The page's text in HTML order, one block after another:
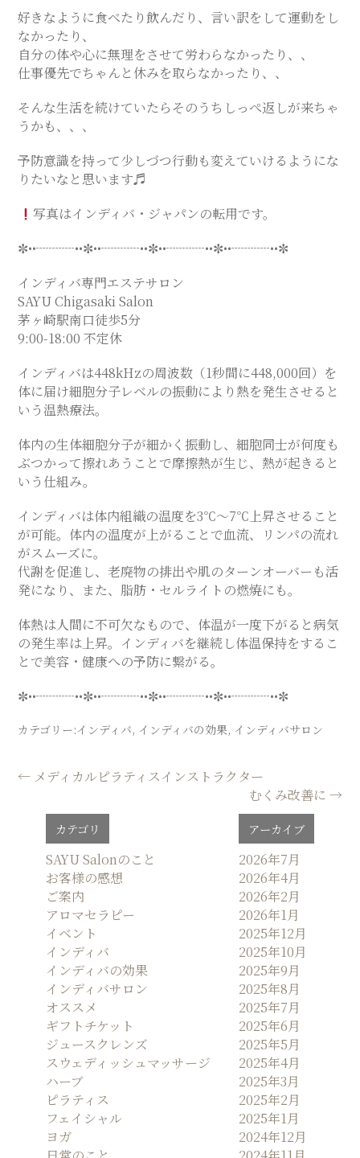
好きなように食べたり飲んだり、言い訳をして運動をし
なかったり、
自分の体や心に無理をさせて労わらなかったり、、
仕事優先でちゃんと休みを取らなかったり、、
そんな生活を続けていたらそのうちしっぺ返しが来ちゃ
うかも、、、
予防意識を持って少しづつ行動も変えていけるようにな
りたいなと思います♬
写真はインディバ・ジャパンの転用です。
✼••┈┈┈••✼••┈┈┈••✼••┈┈┈••✼••┈┈┈••✼
インディバ専門エステサロン
SAYU Chigasaki Salon
茅ヶ崎駅南口徒歩5分
9:00-18:00 不定休
インディバは448kHzの周波数（1秒間に448,000回）を
体に届け細胞分子レベルの振動により熱を発生させると
いう温熱療法。
体内の生体細胞分子が細かく振動し、細胞同士が何度も
ぶつかって擦れあうことで摩擦熱が生じ、熱が起きると
いう仕組み。
インディバは体内組織の温度を3℃～7℃上昇させること
が可能。体内の温度が上がることで血流、リンパの流れ
がスムーズに。
代謝を促進し、老廃物の排出や肌のターンオーバーも活
発になり、また、脂肪・セルライトの燃焼にも。
体熱は人間に不可欠なもので、体温が一度下がると病気
の発生率は上昇。インディバを継続し体温保持をするこ
とで美容・健康への予防に繋がる。
✼••┈┈┈••✼••┈┈┈••✼••┈┈┈••✼••┈┈┈••✼
カテゴリー:インディバ, インディバの効果, インディバサロン
投
← メディカルピラティスインストラクター
むくみ改善に →
カテゴリ
SAYU Salonのこと
お客様の感想
ご案内
アロマセラピー
イベント
インディバ
インディバの効果
インディバサロン
オススメ
ギフトチケット
ジュースクレンズ
スウェディッシュマッサージ
ハーブ
ピラティス
フェイシャル
ヨガ
アーカイブ
2026年7月
2026年4月
2026年2月
2026年1月
2025年12月
2025年10月
2025年9月
2025年8月
2025年7月
2025年6月
2025年5月
2025年4月
2025年3月
2025年2月
2025年1月
2024年12月